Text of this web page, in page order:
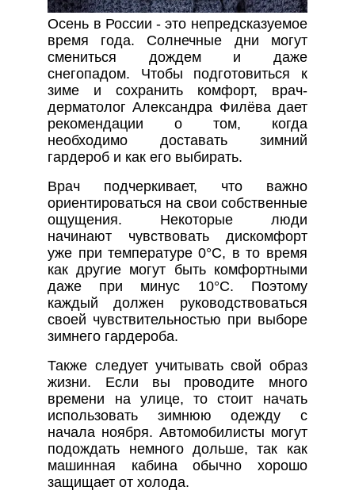
Осень в России - это непредсказуемое
время года. Солнечные дни могут
смениться дождем и даже
снегопадом. Чтобы подготовиться к
зиме и сохранить комфорт, врач-
дерматолог Александра Филёва дает
рекомендации о том, когда
необходимо доставать зимний
гардероб и как его выбирать.
Врач подчеркивает, что важно
ориентироваться на свои собственные
ощущения. Некоторые люди
начинают чувствовать дискомфорт
уже при температуре 0°C, в то время
как другие могут быть комфортными
даже при минус 10°C. Поэтому
каждый должен руководствоваться
своей чувствительностью при выборе
зимнего гардероба.
Также следует учитывать свой образ
жизни. Если вы проводите много
времени на улице, то стоит начать
использовать зимнюю одежду с
начала ноября. Автомобилисты могут
подождать немного дольше, так как
машинная кабина обычно хорошо
защищает от холода.